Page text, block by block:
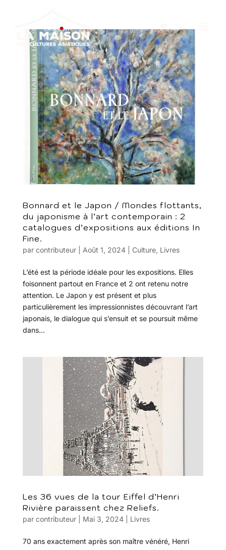
Bonnard et le Japon / Mondes flottants,
du japonisme à l’art contemporain : 2
catalogues d’expositions aux éditions In
Fine.
par contributeur| Août 1, 2024| Culture, Livres
L’été est la période idéale pour les expositions. Elles
foisonnent partout en France et 2 ont retenu notre
attention. Le Japon y est présent et plus
particulièrement les impressionnistes découvrant l’art
japonais, le dialogue qui s’ensuit et se poursuit même
dans...
Les 36 vues de la tour Eiffel d’Henri
Rivière paraissent chez Reliefs.
par contributeur| Mai 3, 2024| Livres
70 ans exactement après son maître vénéré, Henri